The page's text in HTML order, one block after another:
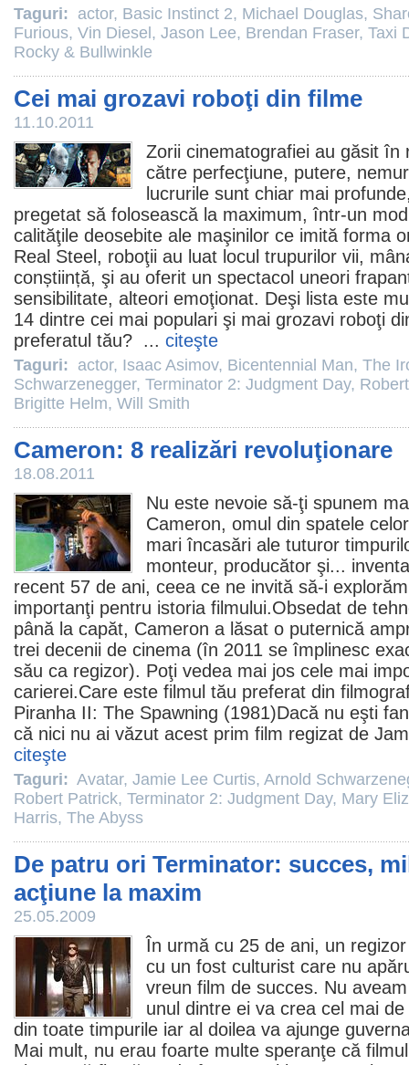
Taguri: actor, Basic Instinct 2, Michael Douglas,
Furious, Vin Diesel , Jason Lee, Brendan Fraser, Taxi
Rocky & Bullwinkle
Cei mai grozavi roboţi din filme
11.10.2011
Zorii cinematografiei au găsit în
către perfecţiune, putere,
lucrurile sunt chiar mai
pregetat să folosească la maximum, într-un
calităţile deosebite ale maşinilor ce imită forma
Real Steel , roboţii au luat locul trupurilor vii,
conștiință, şi au oferit un spectacol uneori
sensibilitate, alteori emoţionat. Deşi lista este
14 dintre cei mai populari şi mai grozavi roboţi
preferatul tău? ... citeşte
Taguri: actor, Isaac Asimov, Bicentennial Man, The
Schwarzenegger, Terminator 2: Judgment Day,
Brigitte Helm, Will Smith
Cameron: 8 realizări revoluţionare
18.08.2011
Nu este nevoie să-ţi spunem
Cameron, omul din spatele
mari încasări ale tuturor
monteur, producător şi...
recent 57 de ani, ceea ce ne invită să-i
importanţi pentru istoria filmului.Obsedat de
până la capăt, Cameron a lăsat o puternică
trei decenii de cinema (în 2011 se împlinesc
său ca regizor). Poţi vedea mai jos cele mai
carierei.Care este filmul tău preferat din
Piranha II: The Spawning (1981)Dacă nu eşti
că nici nu ai văzut acest prim film regizat de
citeşte
Taguri: Avatar, Jamie Lee Curtis, Arnold
Robert Patrick, Terminator 2: Judgment Day, Mary
Harris, The Abyss
De patru ori Terminator: succes,
acţiune la maxim
25.05.2009
În urmă cu 25 de ani, un
cu un fost culturist care nu
vreun film de succes. Nu
unul dintre ei va crea cel mai
din toate timpurile iar al doilea va ajunge
Mai mult, nu erau foarte multe speranţe că filmul